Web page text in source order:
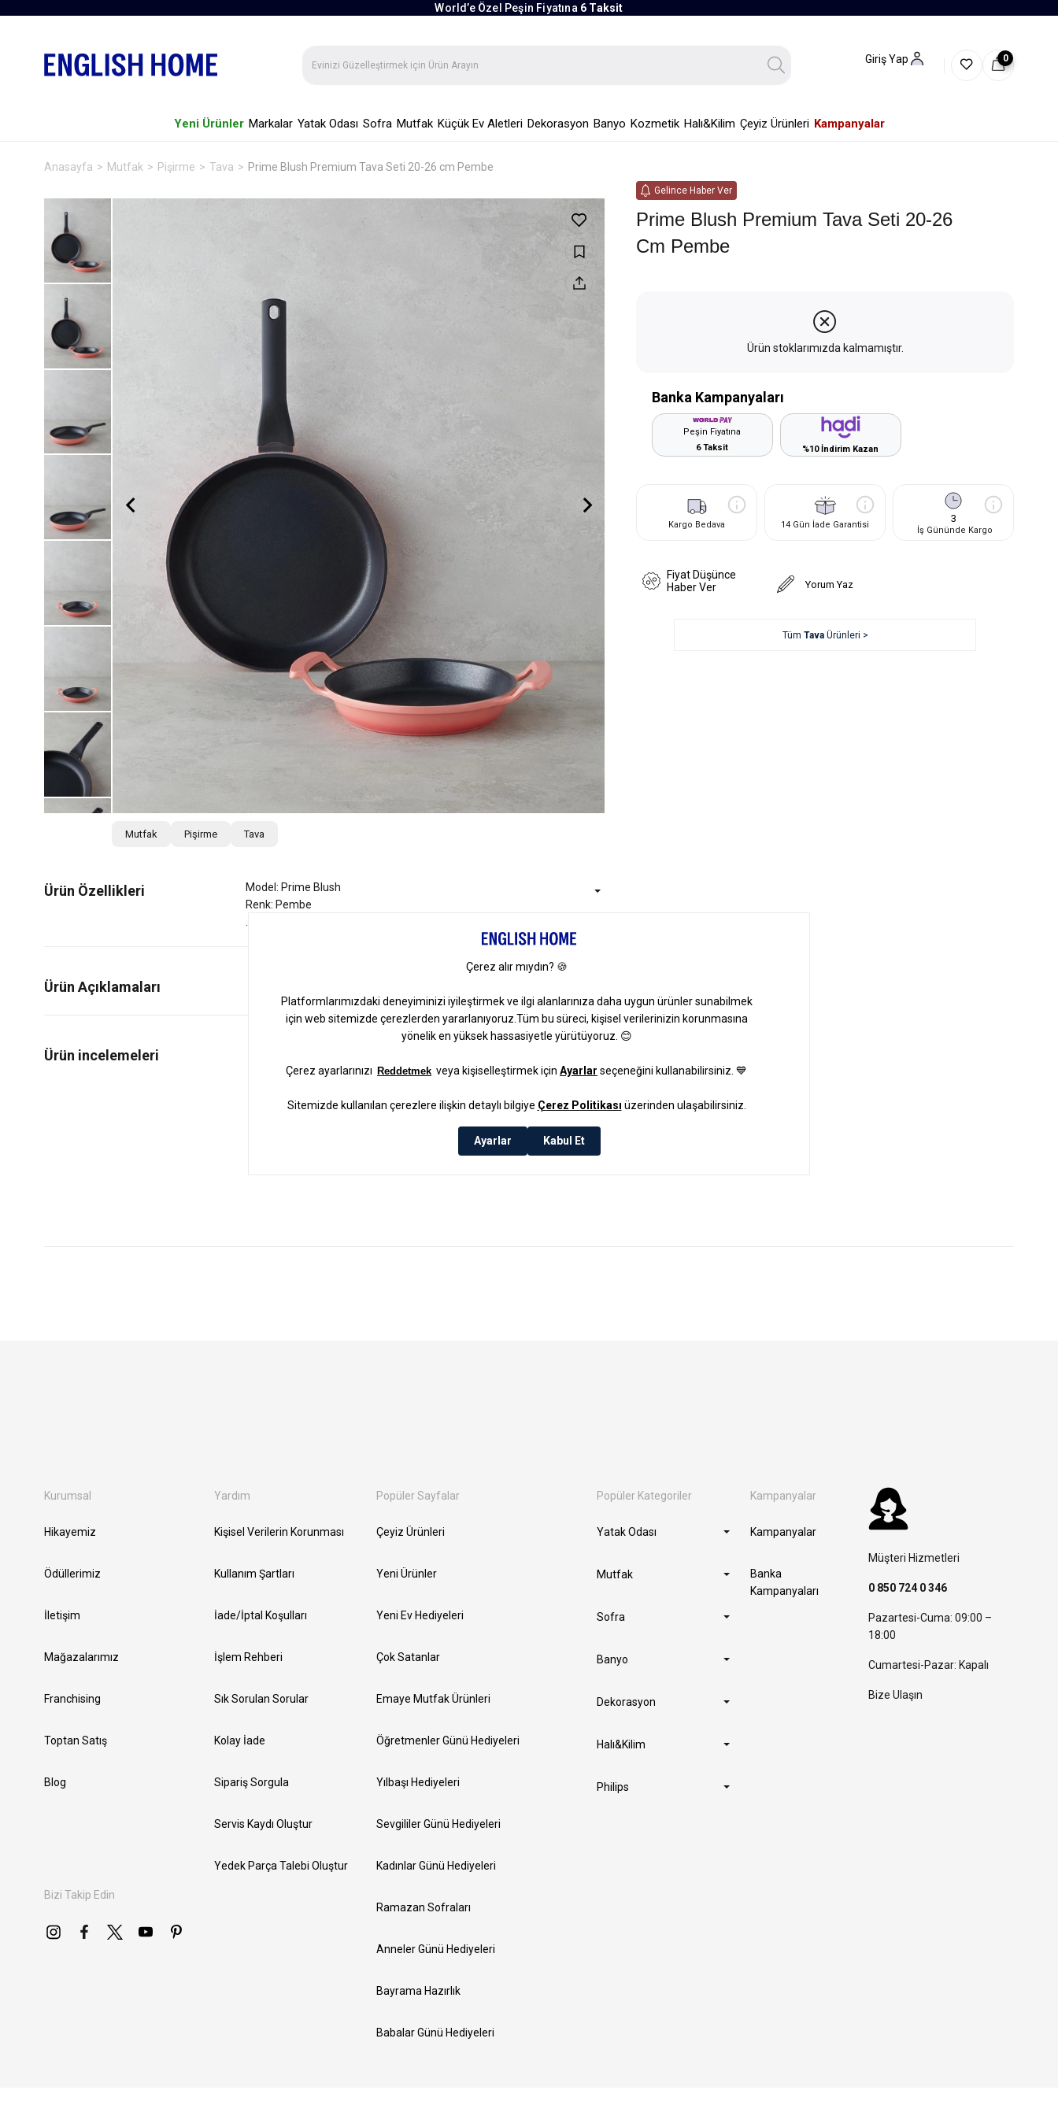
World’e Özel Peşin Fiyatına 6 Taksit
Giriş Yap 0
Yeni Ürünler Markalar Yatak Odası Sofra Mutfak Küçük Ev Aletleri Dekorasyon Banyo Kozmetik Halı&Kilim Çeyiz Ürünleri Kampanyalar
Anasayfa Mutfak Pişirme Tava Prime Blush Premium Tava Seti 20-26 cm Pembe
Mutfak Pişirme Tava
Ürün Özellikleri
Model: Prime Blush
Renk: Pembe
Ürün Açıklamaları
Gelince Haber Ver
Prime Blush Premium Tava Seti 20-26
Cm Pembe
Ürün stoklarımızda kalmamıştır.
Banka Kampanyaları
Peşin Fiyatına
6 Taksit
%10 İndirim Kazan
Kargo Bedava 14 Gün İade Garantisi 3
İş Gününde Kargo
Fiyat Düşünce
Haber Ver
Yorum Yaz
Tüm TavaÜrünleri >
Kurumsal
Hikayemiz
Ödüllerimiz
İletişim
Mağazalarımız
Franchising
Toptan Satış
Blog
Bizi Takip Edin
Yardım
Kişisel Verilerin Korunması
Kullanım Şartları
İade/İptal Koşulları
İşlem Rehberi
Sık Sorulan Sorular
Kolay İade
Sipariş Sorgula
Servis Kaydı Oluştur
Yedek Parça Talebi Oluştur
Popüler Sayfalar
Çeyiz Ürünleri
Yeni Ürünler
Yeni Ev Hediyeleri
Çok Satanlar
Emaye Mutfak Ürünleri
Öğretmenler Günü Hediyeleri
Yılbaşı Hediyeleri
Sevgililer Günü Hediyeleri
Kadınlar Günü Hediyeleri
Ramazan Sofraları
Anneler Günü Hediyeleri
Bayrama Hazırlık
Babalar Günü Hediyeleri
Popüler Kategoriler
Yatak Odası
Mutfak
Sofra
Banyo
Dekorasyon
Halı&Kilim
Philips
Kampanyalar
Kampanyalar
Banka
Kampanyaları
Müşteri Hizmetleri
0 850 724 0 346
Pazartesi-Cuma: 09:00 –
18:00
Cumartesi-Pazar: Kapalı
Bize Ulaşın